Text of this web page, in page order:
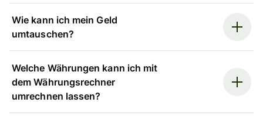
Wie kann ich mein Geld
umtauschen?
Welche Währungen kann ich mit
dem Währungsrechner
umrechnen lassen?